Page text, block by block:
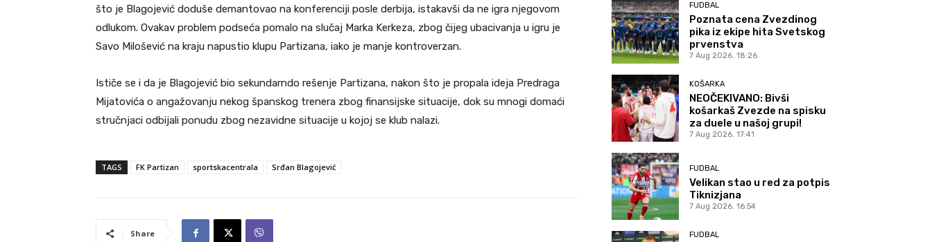
što je Blagojević doduše demantovao na konferenciji posle derbija, istakavši da ne igra njegovom
odlukom. Ovakav problem podseća pomalo na slučaj Marka Kerkeza, zbog čijeg ubacivanja u igru je
Savo Milošević na kraju napustio klupu Partizana, iako je manje kontroverzan.
Ističe se i da je Blagojević bio sekundarndo rešenje Partizana, nakon što je propala ideja Predraga
Mijatovića o angažovanju nekog španskog trenera zbog finansijske situacije, dok su mnogi domaći
stručnjaci odbijali ponudu zbog nezavidne situacije u kojoj se klub nalazi.
TAGS FK Partizan sportskacentrala Srđan Blagojević
Share
FUDBAL
Poznata cena Zvezdinog
pika iz ekipe hita Svetskog
prvenstva
7 Aug 2026. 18:26
KOŠARKA
NEOČEKIVANO: Bivši
košarkaš Zvezde na spisku
za duele u našoj grupi!
7 Aug 2026. 17:41
FUDBAL
Velikan stao u red za potpis
Tiknizjana
7 Aug 2026. 16:54
FUDBAL